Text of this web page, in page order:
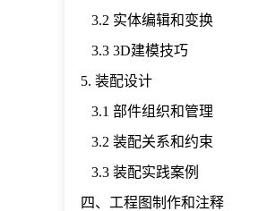
3.2 实体编辑和变换
3.3 3D建模技巧
5. 装配设计
3.1 部件组织和管理
3.2 装配关系和约束
3.3 装配实践案例
四、工程图制作和注释